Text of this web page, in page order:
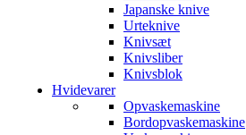
Japanske knive
Urteknive
Knivsæt
Knivsliber
Knivsblok
Hvidevarer
Opvaskemaskine
Bordopvaskemaskine